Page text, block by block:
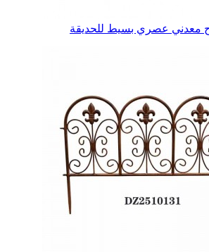
معدني عصري بسيط للحديقة